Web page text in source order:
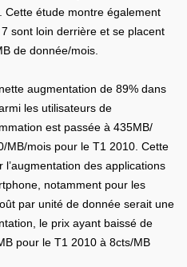
Cette étude montre également
sont loin derrière et se placent
de donnée/mois.
augmentation de 89% dans
les utilisateurs de
est passée à 435MB/
MB/mois pour le T1 2010. Cette
des applications
notamment pour les
par unité de donnée serait une
le prix ayant baissé de
pour le T1 2010 à 8cts/MB